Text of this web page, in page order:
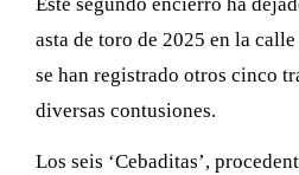
asta de toro de 2025 en la
se han registrado otros cinco
diversas contusiones.
Los seis ‘Cebaditas’,